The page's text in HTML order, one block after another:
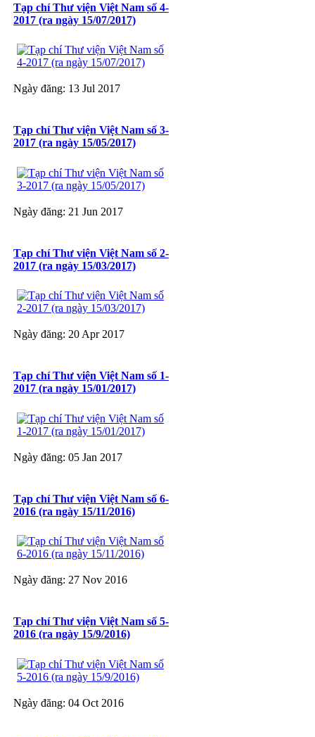
Tạp chí Thư viện Việt Nam số 4-
2017 (ra ngày 15/07/2017)
Ngày đăng: 13 Jul 2017
Tạp chí Thư viện Việt Nam số 3-
2017 (ra ngày 15/05/2017)
Ngày đăng: 21 Jun 2017
Tạp chí Thư viện Việt Nam số 2-
2017 (ra ngày 15/03/2017)
Ngày đăng: 20 Apr 2017
Tạp chí Thư viện Việt Nam số 1-
2017 (ra ngày 15/01/2017)
Ngày đăng: 05 Jan 2017
Tạp chí Thư viện Việt Nam số 6-
2016 (ra ngày 15/11/2016)
Ngày đăng: 27 Nov 2016
Tạp chí Thư viện Việt Nam số 5-
2016 (ra ngày 15/9/2016)
Ngày đăng: 04 Oct 2016